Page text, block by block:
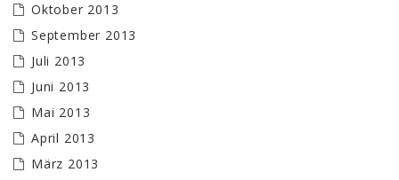
Oktober 2013
September 2013
Juli 2013
Juni 2013
Mai 2013
April 2013
März 2013